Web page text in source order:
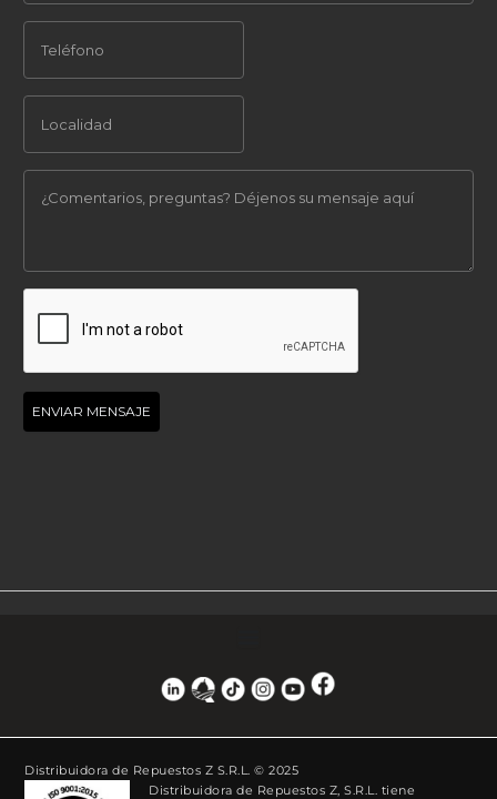
Distribuidora de Repuestos Z S.R.L. © 2025
Distribuidora de Repuestos Z, S.R.L. tiene